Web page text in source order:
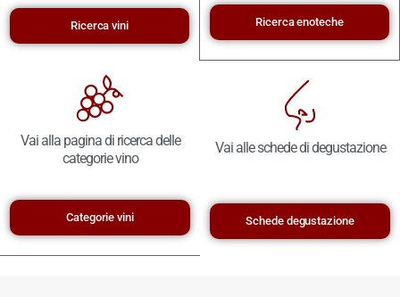
Ricerca vini Ricerca enoteche
Vai alla pagina di ricerca delle
categorie vino
Categorie vini
Vai alle schede di degustazione
Schede degustazione